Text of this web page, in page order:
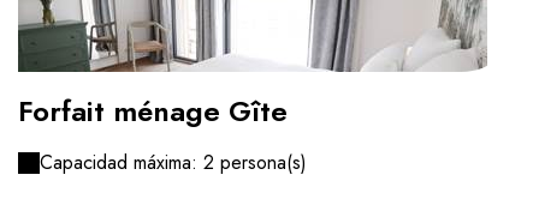
Forfait ménage Gîte
Capacidad máxima: 2 persona(s)